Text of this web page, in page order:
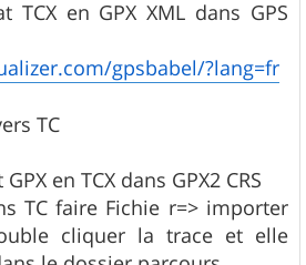
TCX en GPX XML dans GPS
gpsbabel/?lang=fr
TC
en TCX dans GPX2 CRS
TC faire Fichie r=> importer
cliquer la trace et elle